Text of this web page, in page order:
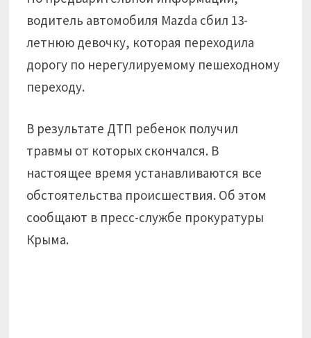
водитель автомобиля Mazda сбил 13-
летнюю девочку, которая переходила
дорогу по нерегулируемому пешеходному
переходу.
В результате ДТП ребенок получил
травмы от которых скончался. В
настоящее время устанавливаются все
обстоятельства происшествия. Об этом
сообщают в пресс-службе прокуратуры
Крыма.